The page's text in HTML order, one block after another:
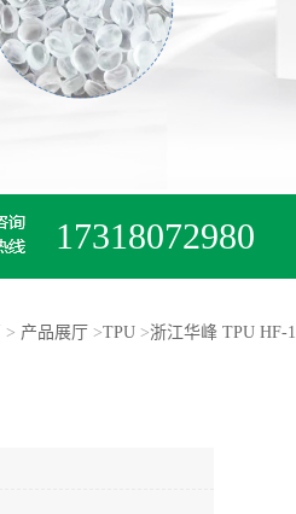
17318072980
> 产品展厅 >TPU>浙江华峰 TPU HF-